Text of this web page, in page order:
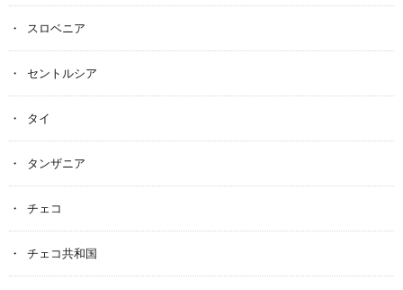
スロベニア
セントルシア
タイ
タンザニア
チェコ
チェコ共和国